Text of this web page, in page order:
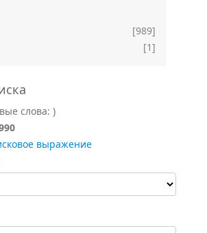
[989]
[1]
слова: )
выражение